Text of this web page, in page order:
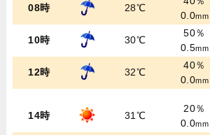
08時 28℃
0.0mm
10時 30℃
50％
0.5mm
12時 32℃
40％
0.0mm
14時 31℃
20％
0.0mm